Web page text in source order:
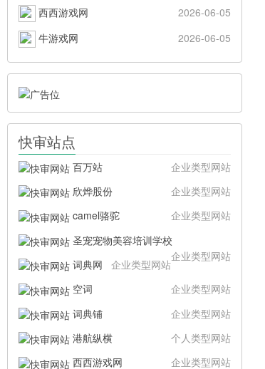
西西游戏网
2026-06-05
牛游戏网
2026-06-05
快审站点
百万站
企业类型网站
欣烨股份
企业类型网站
camel骆驼
企业类型网站
圣宠宠物美容培训学校
企业类型网站
词典网
企业类型网站
空词
企业类型网站
词典铺
企业类型网站
港航纵横
个人类型网站
西西游戏网
企业类型网站